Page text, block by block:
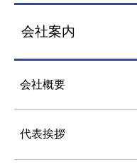
会社案内
会社概要
代表挨拶